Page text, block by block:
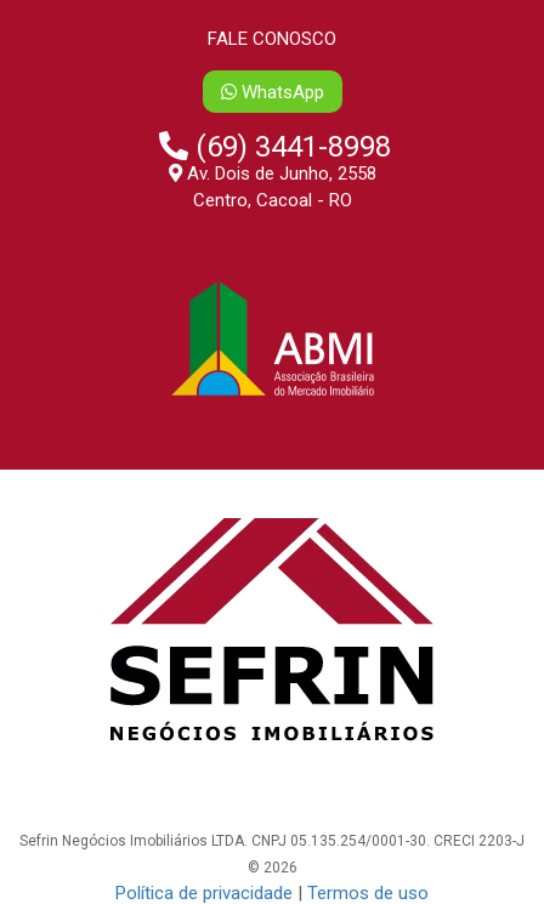
FALE CONOSCO
WhatsApp
(69) 3441-8998
Av. Dois de Junho, 2558
Centro, Cacoal - RO
Sefrin Negócios Imobiliários LTDA. CNPJ 05.135.254/0001-30. CRECI 2203-J
© 2026
Política de privacidade | Termos de uso